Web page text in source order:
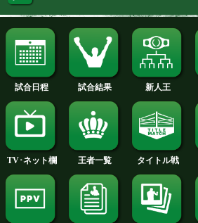
永野 祐樹 選手名鑑
吉野 修一郎 選手名
齊藤 裕太 選手名鑑
田中 教仁 選手名鑑